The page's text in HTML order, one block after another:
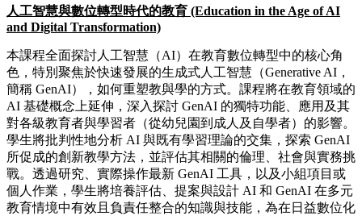
人工智慧與數位轉型時代的教育 (Education in the Age of AI
and Digital Transformation)
本課程全面探討人工智慧（AI）在教育數位轉型中的核心角
色，特別聚焦於快速發展的生成式人工智慧（Generative AI，
簡稱 GenAI），如何重塑教與學的方式。課程將在教育領域的
AI 基礎概念上延伸，深入探討 GenAI 的獨特功能、應用及其
對各級教育者與學習者（從幼兒園到成人及自學者）的影響。
學生將批判性地分析 AI 與既有學習理論的交集，探索 GenAI
所促成的創新教學方法，並評估其相關的倫理、社會與實務挑
戰。透過研究、實際操作最新 GenAI 工具，以及小組項目或
個人作業，學生將培養評估、提案與設計 AI 和 GenAI 在多元
教育情境中有效且負責任整合的知識與技能，為在日益數位化